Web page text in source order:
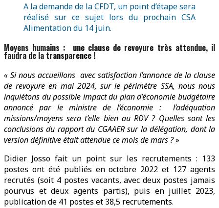
A la demande de la CFDT, un point d’étape sera
réalisé sur ce sujet lors du prochain CSA
Alimentation du 14 juin.
Moyens humains : une clause de revoyure très attendue, il
faudra de la transparence !
« Si nous accueillons avec satisfaction l’annonce de la clause
de revoyure en mai 2024, sur le périmètre SSA, nous nous
inquiétons du possible impact du plan d’économie budgétaire
annoncé par le ministre de l’économie : l’adéquation
missions/moyens sera t’elle bien au RDV ? Quelles sont les
conclusions du rapport du CGAAER sur la délégation, dont la
version définitive était attendue ce mois de mars ?»
Didier Josso fait un point sur les recrutements : 133
postes ont été publiés en octobre 2022 et 127 agents
recrutés (soit 4 postes vacants, avec deux postes jamais
pourvus et deux agents partis), puis en juillet 2023,
publication de 41 postes et 38,5 recrutements.